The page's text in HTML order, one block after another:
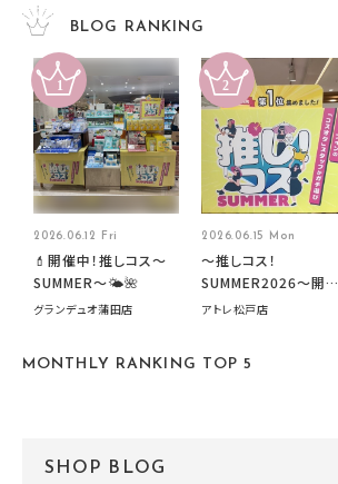
BLOG RANKING
2026.06.12 Fri
💄開催中！推しコス〜
SUMMER〜🌤️🌺
グランデュオ蒲田店
2026.06.15 Mon
～推しコス！
SUMMER2026～開催
中です！
アトレ松戸店
MONTHLY RANKING TOP 5
SHOP BLOG